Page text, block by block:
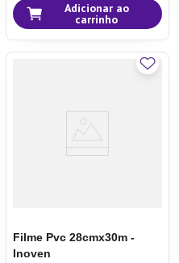
Adicionar ao
carrinho
Filme Pvc 28cmx30m -
Inoven